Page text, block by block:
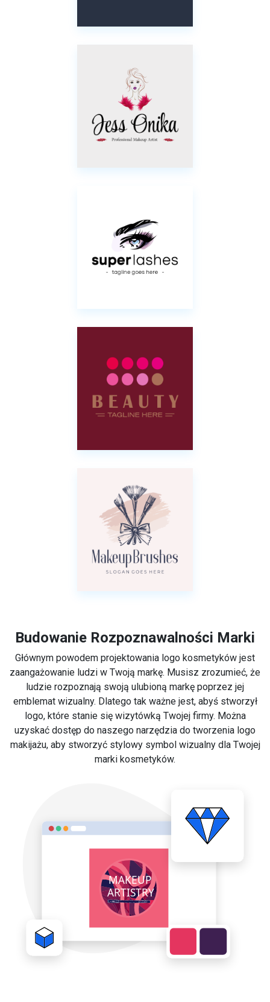
Budowanie Rozpoznawalności Marki
Głównym powodem projektowania logo kosmetyków jest
zaangażowanie ludzi w Twoją markę. Musisz zrozumieć, że
ludzie rozpoznają swoją ulubioną markę poprzez jej
emblemat wizualny. Dlatego tak ważne jest, abyś stworzył
logo, które stanie się wizytówką Twojej firmy. Można
uzyskać dostęp do naszego narzędzia do tworzenia logo
makijażu, aby stworzyć stylowy symbol wizualny dla Twojej
marki kosmetyków.